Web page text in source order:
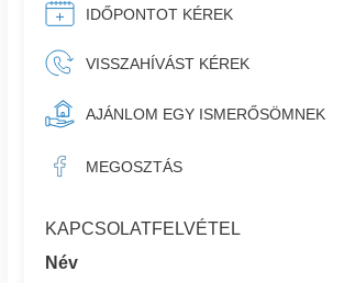
IDŐPONTOT KÉREK
VISSZAHÍVÁST KÉREK
AJÁNLOM EGY ISMERŐSÖMNEK
MEGOSZTÁS
KAPCSOLATFELVÉTEL
Név